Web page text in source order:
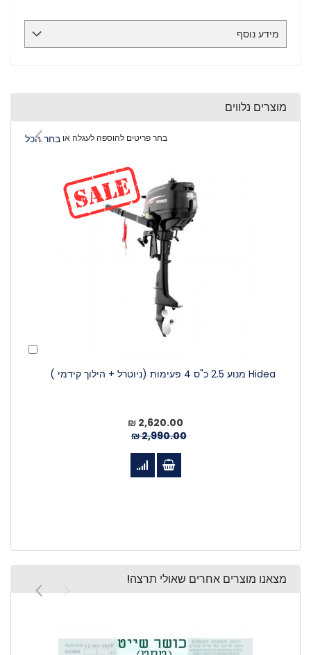
מידע נוסף
מוצרים נלווים
בחר פריטים להוספה לעגלה או בחר הכל
Hidea מנוע 2.5 כ"ס 4 פעימות (ניוטרל + הילוך קידמי )
מחיר
מיוחד
2,620.00 ₪
2,990.00 ₪
הוסף
מצאנו מוצרים אחרים שאולי תרצה!